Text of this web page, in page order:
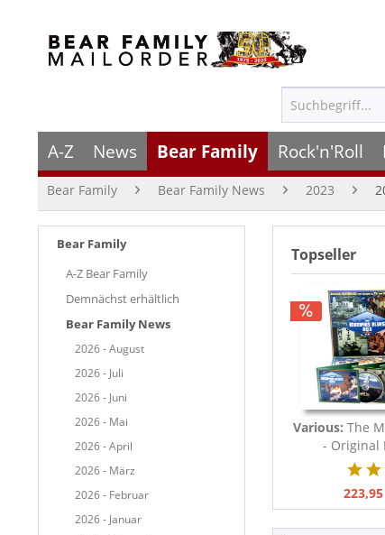
A-Z News Bear Family Rock'n'Roll
Bear Family Bear Family News 2023
Bear Family
A-Z Bear Family
Demnächst erhältlich
Bear Family News
2026 - August
2026 - Juli
2026 - Juni
2026 - Mai
2026 - April
2026 - März
2026 - Februar
2026 - Januar
Topseller
Various: The
- Original